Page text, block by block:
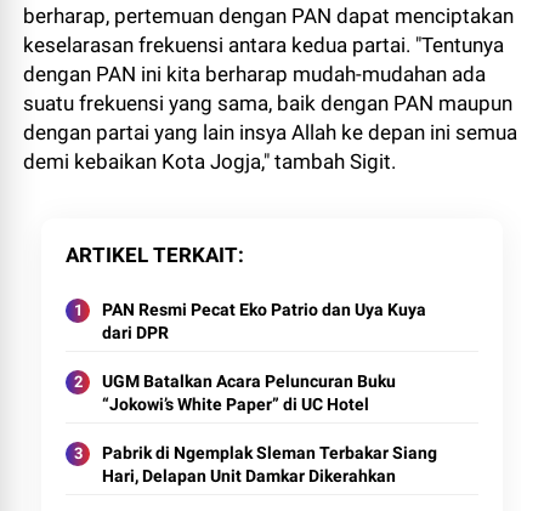
berharap, pertemuan dengan PAN dapat menciptakan
keselarasan frekuensi antara kedua partai. "Tentunya
dengan PAN ini kita berharap mudah-mudahan ada
suatu frekuensi yang sama, baik dengan PAN maupun
dengan partai yang lain insya Allah ke depan ini semua
demi kebaikan Kota Jogja," tambah Sigit.
ARTIKEL TERKAIT
PAN Resmi Pecat Eko Patrio dan Uya Kuya
dari DPR
UGM Batalkan Acara Peluncuran Buku
“Jokowi’s White Paper” di UC Hotel
Pabrik di Ngemplak Sleman Terbakar Siang
Hari, Delapan Unit Damkar Dikerahkan